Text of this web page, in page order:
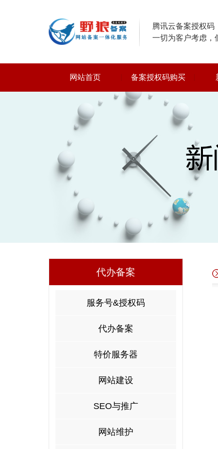
腾讯云备案授权
一切为客户考虑，
网站首页 备案授权码购买
代办备案
服务号&授权码
代办备案
特价服务器
网站建设
SEO与推广
网站维护